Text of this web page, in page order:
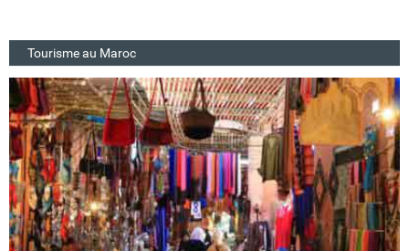
Tourisme au Maroc